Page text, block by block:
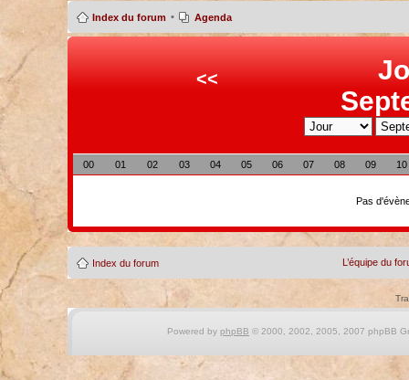
Index du forum • Agenda
<<
00 01 02 03 04 05 06 07 08 09 10
Pas
Index du forum L’équipe du
Powered by phpBB © 2000, 2002, 2005, 2007 phpBB